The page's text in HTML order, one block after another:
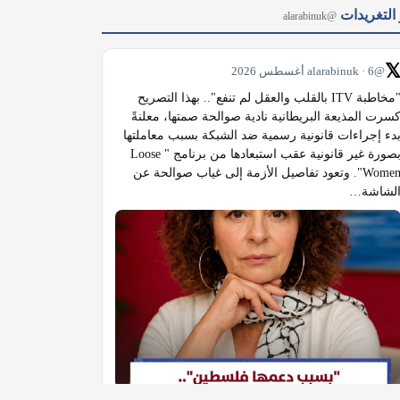
التغريدات @alarabinuk
𝕏@alarabinuk · 6 أغسطس 2026
بصورة غير قانونية عقب استبعادها من برنامج "Loose
الشاشة…